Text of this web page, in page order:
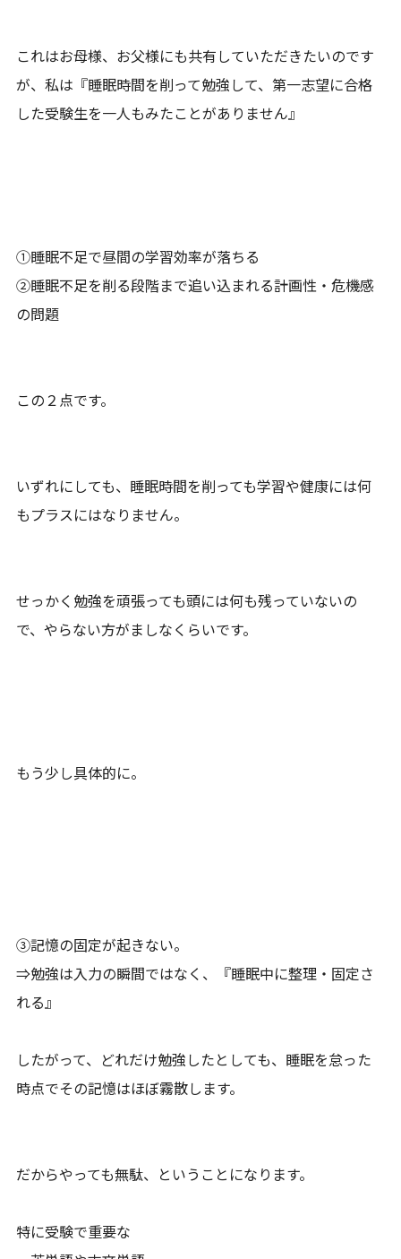
これはお母様、お父様にも共有していただきたいのです
が、私は『睡眠時間を削って勉強して、第一志望に合格
した受験生を一人もみたことがありません』
①睡眠不足で昼間の学習効率が落ちる
②睡眠不足を削る段階まで追い込まれる計画性・危機感
の問題
この２点です。
いずれにしても、睡眠時間を削っても学習や健康には何
もプラスにはなりません。
せっかく勉強を頑張っても頭には何も残っていないの
で、やらない方がましなくらいです。
もう少し具体的に。
③記憶の固定が起きない。
⇒勉強は入力の瞬間ではなく、『睡眠中に整理・固定さ
れる』
したがって、どれだけ勉強したとしても、睡眠を怠った
時点でその記憶はほぼ霧散します。
だからやっても無駄、ということになります。
特に受験で重要な